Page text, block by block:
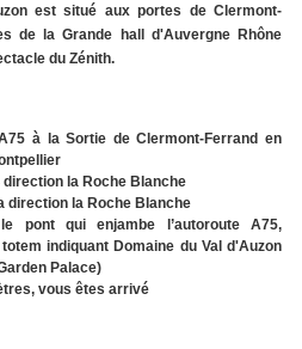
est situé aux portes de Clermont-
de la Grande hall d'Auvergne Rhône
du Zénith.
à la Sortie de Clermont-Ferrand en
direction la Roche Blanche
direction la Roche Blanche
pont qui enjambe l’autoroute A75,
indiquant Domaine du Val d'Auzon
Palace)
vous êtes arrivé